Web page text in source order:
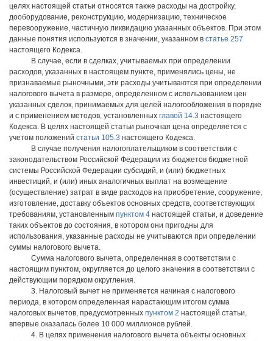
целях настоящей статьи относятся также расходы на достройку,
дооборудование, реконструкцию, модернизацию, техническое
перевооружение, частичную ликвидацию указанных объектов. При этом
данные понятия используются в значении, указанном в статье 257
настоящего Кодекса.
В случае, если в сделках, учитываемых при определении
расходов, указанных в настоящем пункте, применялись цены, не
признаваемые рыночными, эти расходы учитываются при определении
налогового вычета в размере, определенном с использованием цен
указанных сделок, принимаемых для целей налогообложения в порядке
и с применением методов, установленных главой 14.3 настоящего
Кодекса. В целях настоящей статьи рыночная цена определяется с
учетом положений статьи 105.3 настоящего Кодекса.
В случае получения налогоплательщиком в соответствии с
законодательством Российской Федерации из бюджетов бюджетной
системы Российской Федерации субсидий, и (или) бюджетных
инвестиций, и (или) иных аналогичных выплат на возмещение
(осуществление) затрат в виде расходов на приобретение, сооружение,
изготовление, доставку объектов основных средств, соответствующих
требованиям, установленным пунктом 4 настоящей статьи, и доведение
таких объектов до состояния, в котором они пригодны для
использования, указанные расходы не учитываются при определении
суммы налогового вычета.
Сумма налогового вычета, определенная в соответствии с
настоящим пунктом, округляется до целого значения в соответствии с
действующим порядком округления.
3. Налоговый вычет не применяется начиная с налогового
периода, в котором определенная нарастающим итогом сумма
налоговых вычетов, предусмотренных пунктом 2 настоящей статьи,
впервые оказалась более 10 000 миллионов рублей.
4. В целях применения налогового вычета объекты основных